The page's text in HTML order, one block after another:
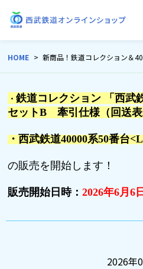
HOME 新商品！鉄道コレクション＆
・鉄道コレクション 「西武
セットB 牽引仕様（回送表
・西武鉄道40000系50番台
の販売を開始します！
販売開始日時：2026年6月6
2026年